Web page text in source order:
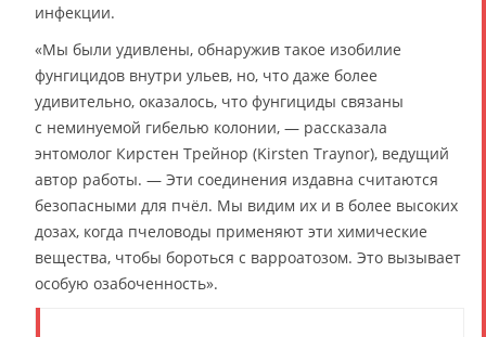
инфекции.
«Мы были удивлены, обнаружив такое изобилие
фунгицидов внутри ульев, но, что даже более
удивительно, оказалось, что фунгициды связаны
с неминуемой гибелью колонии, — рассказала
энтомолог Кирстен Трейнор (Kirsten Traynor), ведущий
автор работы. — Эти соединения издавна считаются
безопасными для пчёл. Мы видим их и в более высоких
дозах, когда пчеловоды применяют эти химические
вещества, чтобы бороться с варроатозом. Это вызывает
особую озабоченность».